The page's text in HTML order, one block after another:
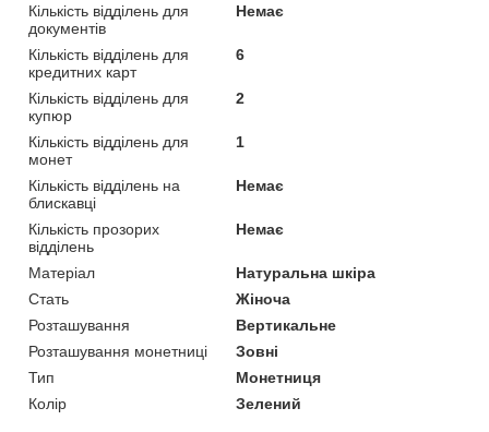
Кількість відділень для
документів
Немає
Кількість відділень для
кредитних карт
6
Кількість відділень для
купюр
2
Кількість відділень для
монет
1
Кількість відділень на
блискавці
Немає
Кількість прозорих
відділень
Немає
Матеріал
Натуральна шкіра
Стать
Жіноча
Розташування
Вертикальне
Розташування монетниці
Зовні
Тип
Монетниця
Колір
Зелений